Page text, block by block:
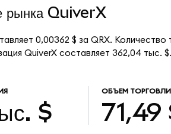
рынка QuiverX
0,00362 $ за QRX.
QuiverX составляет 362,04 тыс. $.
$
ОБЪЕМ ТОРГОВЛИ
71,49